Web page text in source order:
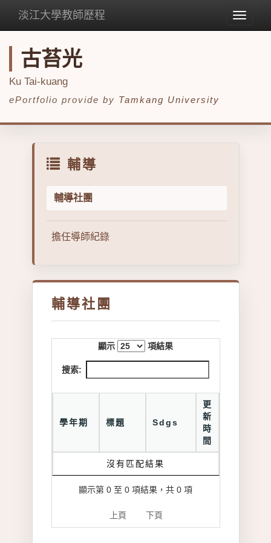
Toggle
淡江大學教師歷程
古苔光
Ku Tai-kuang
ePortfolio provide by Tamkang University
輔導
輔導社團
擔任導師紀錄
輔導社團
顯示 項結果
搜索:
學年期 標題 Sdgs
更
新
時
間
沒有匹配結果
顯示第 0 至 0 項結果，共 0 項
上頁 下頁